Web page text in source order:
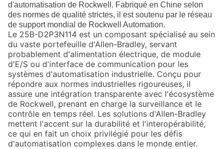
d'automatisation de Rockwell. Fabriqué en Chine selon
des normes de qualité strictes, il est soutenu par le réseau
de support mondial de Rockwell Automation.
Le 25B-D2P3N114 est un composant spécialisé au sein
du vaste portefeuille d'Allen-Bradley, servant
probablement d'alimentation électrique, de module
d'E/S ou d'interface de communication pour les
systèmes d'automatisation industrielle. Conçu pour
répondre aux normes industrielles rigoureuses, il
assure une intégration transparente avec l'écosystème
de Rockwell, prenant en charge la surveillance et le
contrôle en temps réel. Les solutions d'Allen-Bradley
mettent l'accent sur la durabilité et l'interopérabilité,
ce qui en fait un choix privilégié pour les défis
d'automatisation complexes dans le monde entier.